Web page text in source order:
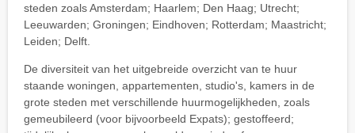
steden zoals Amsterdam; Haarlem; Den Haag; Utrecht;
Leeuwarden; Groningen; Eindhoven; Rotterdam; Maastricht;
Leiden; Delft.
De diversiteit van het uitgebreide overzicht van te huur
staande woningen, appartementen, studio's, kamers in de
grote steden met verschillende huurmogelijkheden, zoals
gemeubileerd (voor bijvoorbeeld Expats); gestoffeerd;